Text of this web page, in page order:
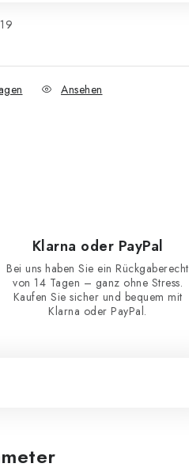
Ansehen
Klarna oder PayPal
Bei uns haben Sie ein Rückgaberecht
von 14 Tagen – ganz ohne Stress.
Kaufen Sie sicher und bequem mit
Klarna oder PayPal.